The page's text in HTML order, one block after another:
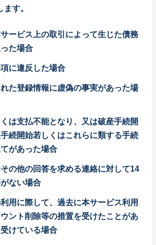
す。
ービス上の取引によって生じた債務
た場合
に違反した場合
た登録情報に虚偽の事実があった場
は支払不能となり、又は破産手続開
続開始若しくはこれらに類する手続
があった場合
の他の回答を求める連絡に対して14
ない場合
用に際して、過去に本サービス利用
ント削除等の措置を受けたことがあ
けている場合